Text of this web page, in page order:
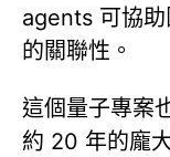
agents 可協
的關聯性。
這個量子專案
約 20 年的龐